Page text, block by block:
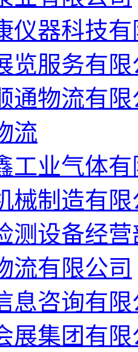
仪器科技
览服务有
通物流有限
流
工业气体
械制造有
测设备经营
流有限公司
息咨询有限
展集团有